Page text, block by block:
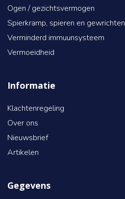
Ogen / gezichtsvermogen
Spierkramp, spieren en gewrichten
Verminderd immuunsysteem
Vermoeidheid
Informatie
Klachtenregeling
Over ons
Nieuwsbrief
Artikelen
Gegevens